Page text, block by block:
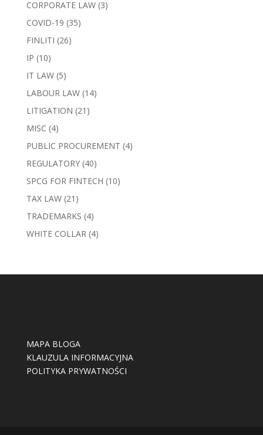
CORPORATE LAW(3)
COVID-19 (35)
FINLITI (26)
IP (10)
IT LAW(5)
LABOUR LAW(14)
LITIGATION (21)
MISC (4)
PUBLIC PROCUREMENT (4)
REGULATORY(40)
SPCG FOR FINTECH (10)
TAX LAW(21)
TRADEMARKS (4)
WHITE COLLAR(4)
MAPA BLOGA
KLAUZULA INFORMACYJNA
POLITYKA PRYWATNOŚCI